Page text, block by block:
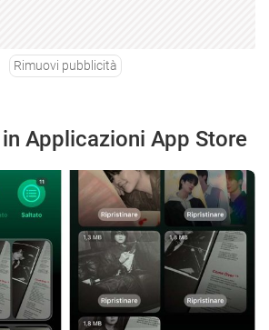
Rimuovi pubblicità
Applicazioni App Store